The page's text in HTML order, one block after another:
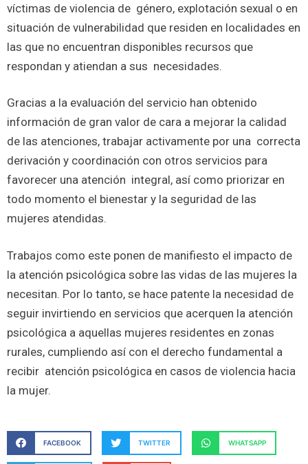
víctimas de violencia de género, explotación sexual o en
situación de vulnerabilidad que residen en localidades en
las que no encuentran disponibles recursos que
respondan y atiendan a sus necesidades.
Gracias a la evaluación del servicio han obtenido
información de gran valor de cara a mejorar la calidad
de las atenciones, trabajar activamente por una correcta
derivación y coordinación con otros servicios para
favorecer una atención integral, así como priorizar en
todo momento el bienestar y la seguridad de las
mujeres atendidas.
Trabajos como este ponen de manifiesto el impacto de
la atención psicológica sobre las vidas de las mujeres la
necesitan. Por lo tanto, se hace patente la necesidad de
seguir invirtiendo en servicios que acerquen la atención
psicológica a aquellas mujeres residentes en zonas
rurales, cumpliendo así con el derecho fundamental a
recibir atención psicológica en casos de violencia hacia
la mujer.
FACEBOOK TWITTER WHATSAPP